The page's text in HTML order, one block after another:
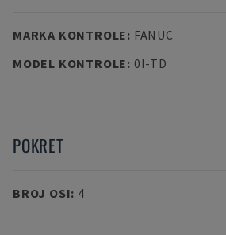
MARKA KONTROLE: FANUC
MODEL KONTROLE: 0I-TD
POKRET
BROJ OSI: 4